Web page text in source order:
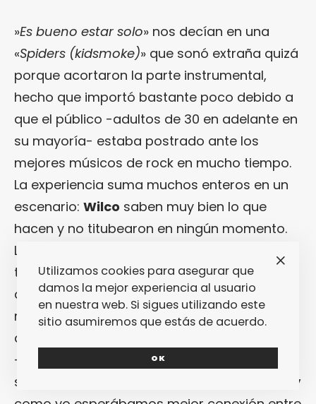
»Es bueno estar solo» nos decían en una
«Spiders (kidsmoke)» que sonó extraña quizá
porque acortaron la parte instrumental,
hecho que importó bastante poco debido a
que el público -adultos de 30 en adelante en
su mayoría- estaba postrado ante los
mejores músicos de rock en mucho tiempo.
La experiencia suma muchos enteros en un
escenario: Wilco saben muy bien lo que
hacen y no titubearon en ningún momento.
La banda norteamericana dio un repaso a
todos los discos que han editado en esta
década, tuvieron ocasiones para lucirse en
riffs, especialmente el guitarristaNels Cline
que brindó momentos de especial éxtasis
-«
Impossible Germany» es bien recibida
siempre-, si bien es cierto que tanto
Tweedy
Utilizamos cookies para asegurar que
damos la mejor experiencia al usuario
en nuestra web. Si sigues utilizando este
sitio asumiremos que estás de acuerdo.
OK